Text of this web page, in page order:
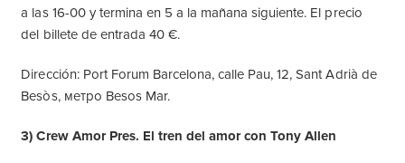
a las 16-00 y termina en 5 a la mañana siguiente. El precio
del billete de entrada 40 €.
Dirección: Port Forum Barcelona, calle Pau, 12, Sant Adrià de
Besòs, метро Besos Mar.
3) Crew Amor Pres. El tren del amor con Tony Allen